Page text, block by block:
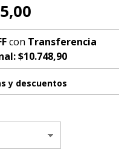
con Transferencia
$10.748,90
y descuentos